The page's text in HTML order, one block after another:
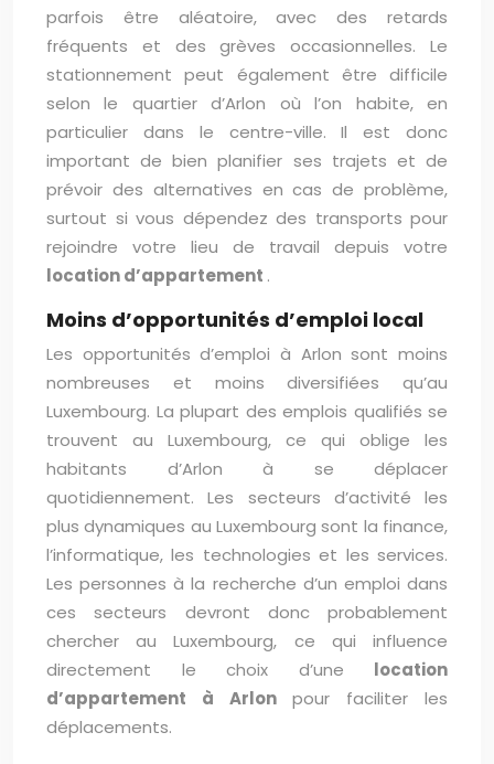
parfois être aléatoire, avec des retards
fréquents et des grèves occasionnelles. Le
stationnement peut également être difficile
selon le quartier d’Arlon où l’on habite, en
particulier dans le centre-ville. Il est donc
important de bien planifier ses trajets et de
prévoir des alternatives en cas de problème,
surtout si vous dépendez des transports pour
rejoindre votre lieu de travail depuis votre
location d’appartement .
Moins d’opportunités d’emploi local
Les opportunités d’emploi à Arlon sont moins
nombreuses et moins diversifiées qu’au
Luxembourg. La plupart des emplois qualifiés se
trouvent au Luxembourg, ce qui oblige les
habitants d’Arlon à se déplacer
quotidiennement. Les secteurs d’activité les
plus dynamiques au Luxembourg sont la finance,
l’informatique, les technologies et les services.
Les personnes à la recherche d’un emploi dans
ces secteurs devront donc probablement
chercher au Luxembourg, ce qui influence
directement le choix d’une location
d’appartement à Arlon pour faciliter les
déplacements.